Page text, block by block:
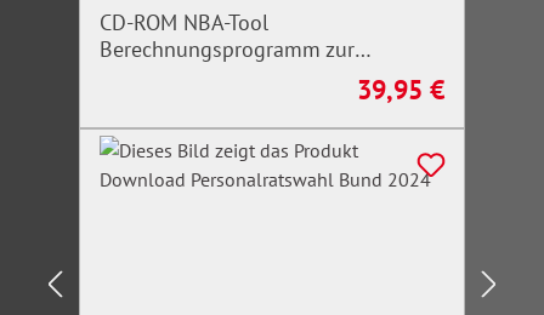
CD-ROM NBA-Tool
Berechnungsprogramm zur
Regulärer Preis:
39,95 €